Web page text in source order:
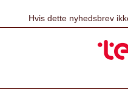
Hvis dette nyhedsbrev